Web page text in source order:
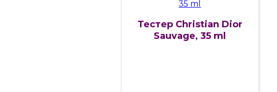
Тестер Christian Dior
Sauvage, 35 ml